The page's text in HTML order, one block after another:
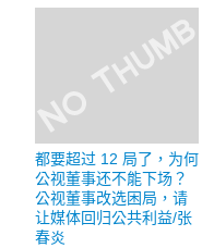
都要超过 12 局了，为何
公视董事还不能下场？
公视董事改选困局，请
让媒体回归公共利益/张
春炎